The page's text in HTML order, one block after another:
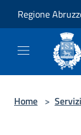
Regione
Home > Servizi